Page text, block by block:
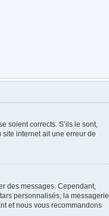
soient corrects. S’ils le sont,
internet ait une erreur de
des messages. Cependant,
personnalisés, la messagerie
et nous vous recommandons